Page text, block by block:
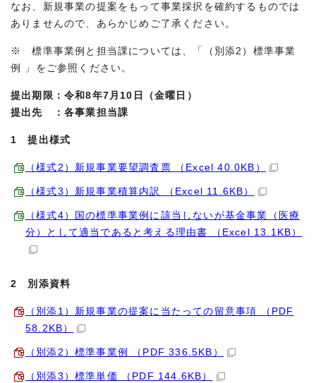
なお、新規事業の提案をもって事業採択を確約するものでは
ありませんので、あらかじめご了承ください。
※ 標準事業例と担当課については、「（別添2）標準事業
例 」をご参照ください。
提出期限：令和8年7月10日（金曜日）
提出先 ：各事業担当課
1 提出様式
（様式2）新規事業要望調査票 （Excel 40.0KB）
（様式3）新規事業積算内訳 （Excel 11.6KB）
（様式4）国の標準事業例に該当しないが基金事業（医療
分）として適当であると考える理由書 （Excel 13.1KB）
2 別添資料
（別添1）新規事業の提案に当たっての留意事項 （PDF
58.2KB）
（別添2）標準事業例 （PDF 336.5KB）
（別添3）標準単価 （PDF 144.6KB）